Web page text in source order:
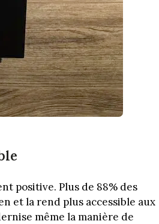
positive. Plus de 88% des
et la rend plus accessible aux
même la manière de